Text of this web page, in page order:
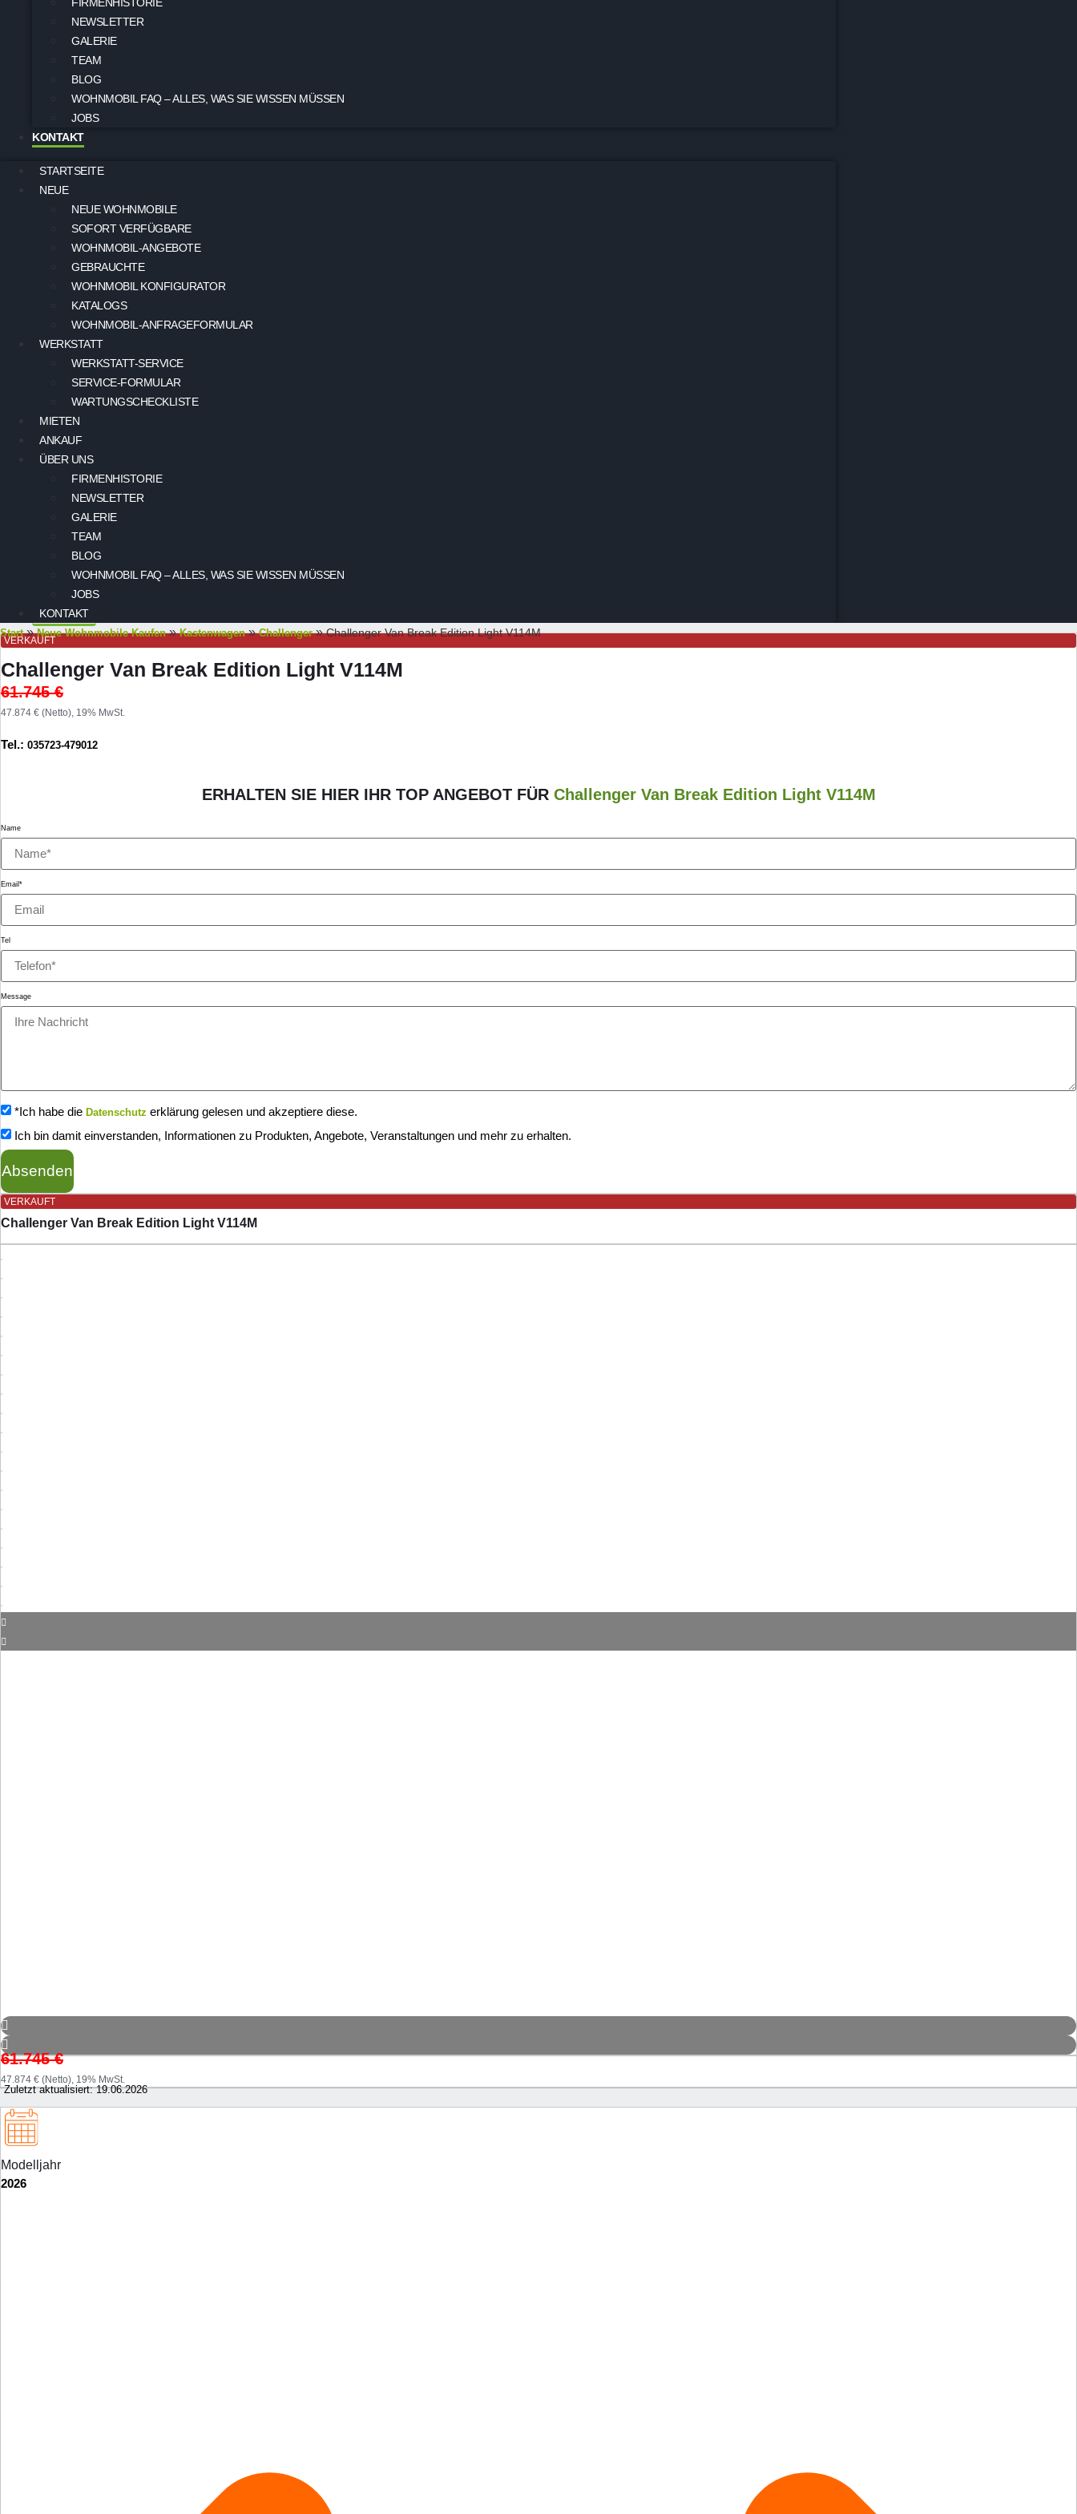
NEWSLETTER
GALERIE
TEAM
BLOG
WOHNMOBIL FAQ – ALLES, WAS SIE WISSEN MÜSSEN
JOBS
KONTAKT
STARTSEITE
NEUE
NEUE WOHNMOBILE
SOFORT VERFÜGBARE
WOHNMOBIL-ANGEBOTE
GEBRAUCHTE
WOHNMOBIL KONFIGURATOR
KATALOGS
WOHNMOBIL-ANFRAGEFORMULAR
WERKSTATT
WERKSTATT-SERVICE
SERVICE-FORMULAR
WARTUNGSCHECKLISTE
MIETEN
ANKAUF
ÜBER UNS
FIRMENHISTORIE
NEWSLETTER
GALERIE
TEAM
BLOG
WOHNMOBIL FAQ – ALLES, WAS SIE WISSEN MÜSSEN
JOBS
KONTAKT
Start»Neue Wohnmobile Kaufen»Kastenwagen»Challenger»Challenger Van Break Edition Light V114M
VERKAUFT
Challenger Van Break Edition Light V114M
61.745€
47.874 € (Netto), 19% MwSt.
Tel.: 035723-479012
ERHALTEN SIE HIER IHR TOP ANGEBOT FÜR Challenger Van Break Edition Light V114M
Name
Email*
Tel
Message
*Ich habe die Datenschutz erklärung gelesen und akzeptiere diese.
Ich bin damit einverstanden, Informationen zu Produkten, Angebote, Veranstaltungen und mehr zu erhalten.
Absenden
VERKAUFT
Challenger Van Break Edition Light V114M
61.745€
47.874 € (Netto), 19% MwSt.
Zuletzt aktualisiert: 19.06.2026
Modelljahr
2026